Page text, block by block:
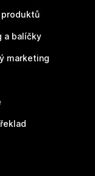
produktů
a balíčky
marketing